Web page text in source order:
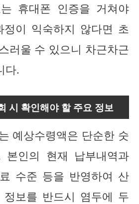
휴대폰 인증을 거쳐야
이 익숙하지 않다면 초
러울 수 있으니 차근차근
다.
시 확인해야 할 주요 정보
예상수령액은 단순한 숫
본인의 현재 납부내역과
수준 등을 반영하여 산
정보를 반드시 염두에 두